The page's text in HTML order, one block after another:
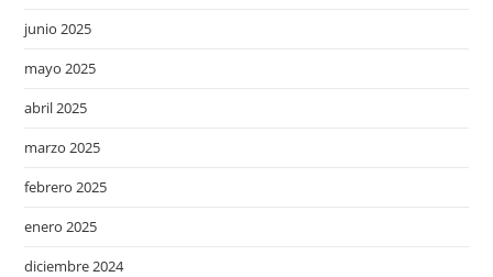
junio 2025
mayo 2025
abril 2025
marzo 2025
febrero 2025
enero 2025
diciembre 2024